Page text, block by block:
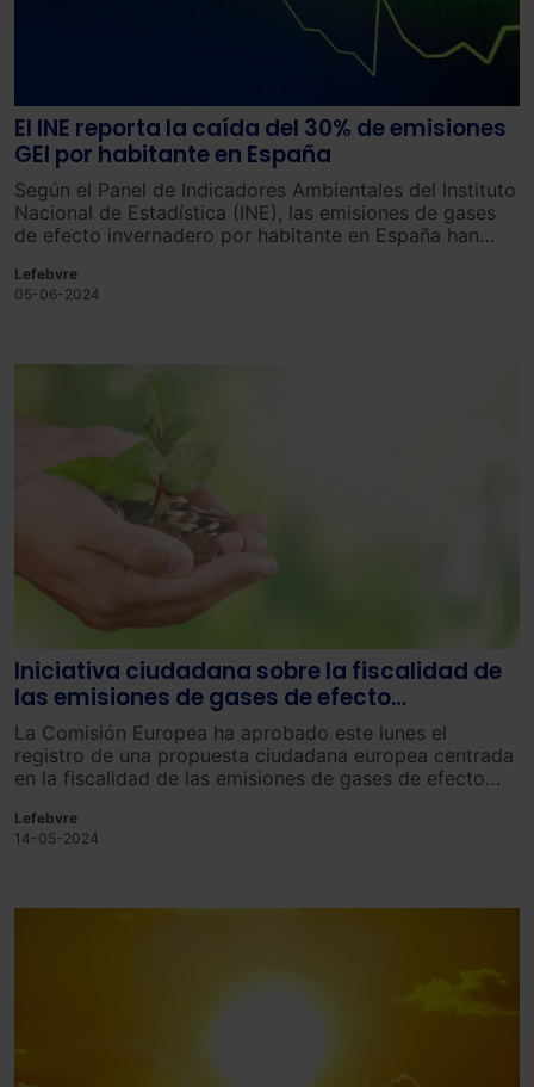
El INE reporta la caída del 30% de emisiones
GEI por habitante en España
Según el Panel de Indicadores Ambientales del Instituto
Nacional de Estadística (INE), las emisiones de gases
de efecto invernadero por habitante en España han
21.2% de la media de la UE.
Lefebvre
05-06-2024
Iniciativa ciudadana sobre la fiscalidad de
las emisiones de gases de efecto
invernadero
La Comisión Europea ha aprobado este lunes el
registro de una propuesta ciudadana europea centrada
en la fiscalidad de las emisiones de gases de efecto
Lefebvre
14-05-2024